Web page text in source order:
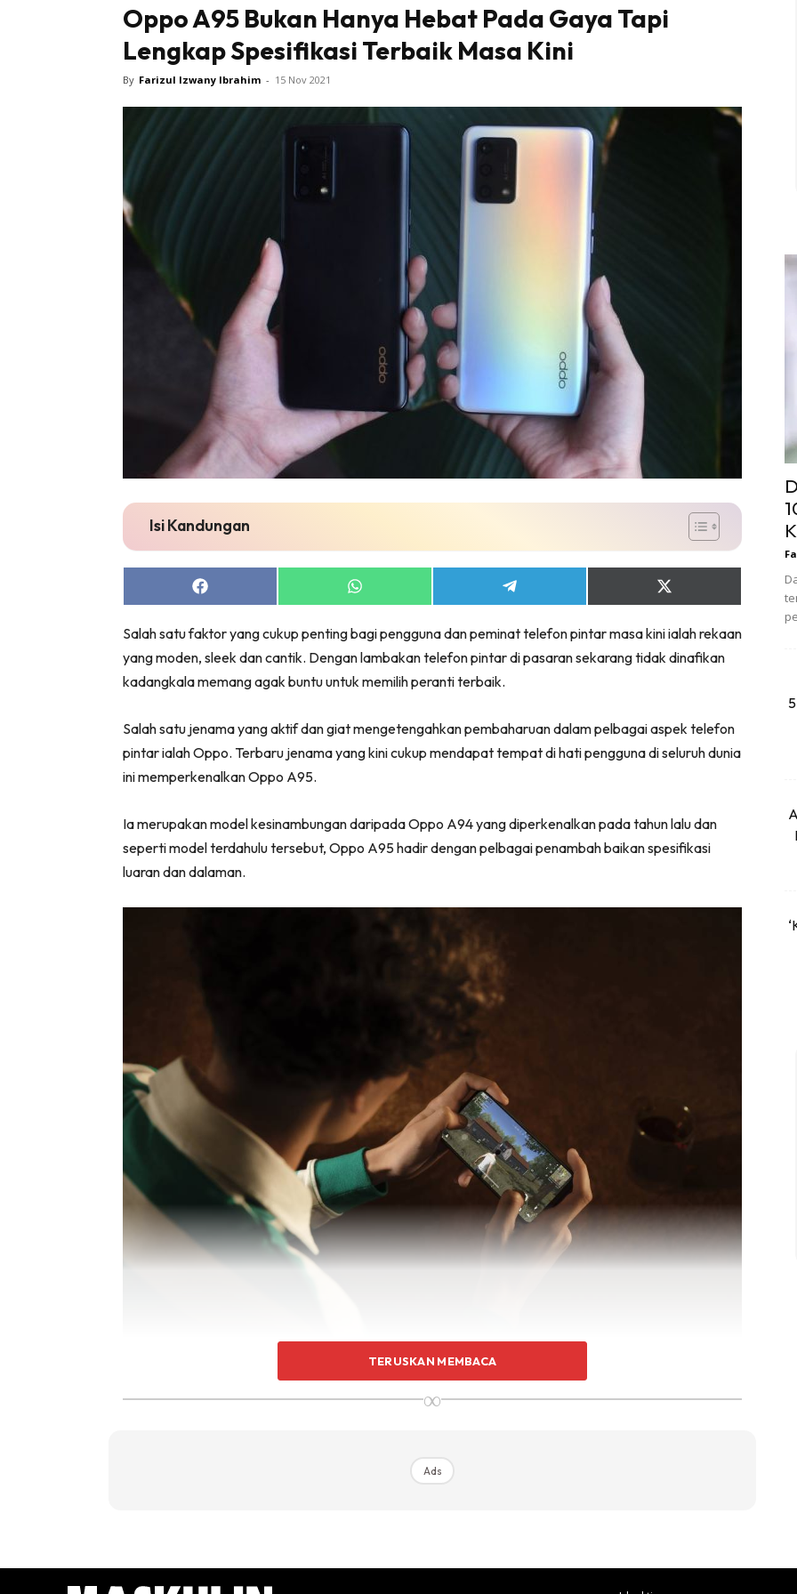
Oppo A95 Bukan Hanya Hebat Pada Gaya Tapi
Lengkap Spesifikasi Terbaik Masa Kini
By Farizul Izwany Ibrahim - 15 Nov 2021
Isi Kandungan
Share
on
Share
on
Share
on
Share
on
(Twitter)
Salah satu faktor yang cukup penting bagi pengguna dan peminat telefon pintar masa kini ialah rekaan
yang moden, sleek dan cantik. Dengan lambakan telefon pintar di pasaran sekarang tidak dinafikan
kadangkala memang agak buntu untuk memilih peranti terbaik.
Salah satu jenama yang aktif dan giat mengetengahkan pembaharuan dalam pelbagai aspek telefon
pintar ialah Oppo. Terbaru jenama yang kini cukup mendapat tempat di hati pengguna di seluruh dunia
ini memperkenalkan Oppo A95.
Ia merupakan model kesinambungan daripada Oppo A94 yang diperkenalkan pada tahun lalu dan
seperti model terdahulu tersebut, Oppo A95 hadir dengan pelbagai penambah baikan spesifikasi
luaran dan dalaman.
Tawaran warna yang diperkenalkan untuk Oppo A95 hadir dengan tiga variasi pilihan iaitu Fluid Black,
Cosmo dan Silver. Ketiga-tiga warna yang cukup menyerlah sesuai dengan trend terkini yang lebih
TERUSKAN MEMBACA
∞
Ads